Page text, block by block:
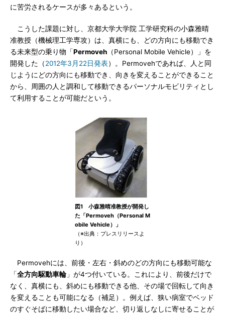
に苦労されるケースが多々あるという。
こうした課題に対し、京都大学大学院 工学研究科の小森雅晴
准教授（機械理工学専攻）は、真横にも、どの方向にも移動でき
る未来型の乗り物「Permoveh （Personal Mobile Vehicle）」を
開発した（2012年3月22日発表）。Permovehであれば、人と同
じようにどの方向にも移動でき、向きを変えることができること
から、周囲の人と調和して移動できるパーソナルモビリティとし
て利用することが可能だという。
図1 小森雅晴准教授が開発し
た「Permoveh（Personal M
obile Vehicle）」
（※出典：プレスリリースよ
り）
Permovehには、前後・左右・斜めのどの方向にも移動可能な
「全方向駆動車輪」が4つ付いている。これにより、前後だけで
なく、真横にも、斜めにも移動できる他、その場で回転して向き
を変えることも可能になる（補足）。例えば、狭い病室でベッド
のすぐそばに移動したい場合など、切り返しなしに寄せることが